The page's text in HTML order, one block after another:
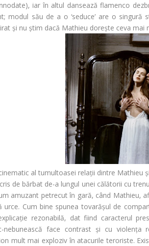
iar în altul dansează flamenco
modul său de a o ‘seduce’ are o
și nu știm dacă Mathieu dorește ceva
al tumultoasei relații dintre Mathieu
de bărbat de-a lungul unei călătorii cu
amuzant petrecut în gară, când Mathieu,
urce. Cum bine spunea tovarășul de
rezonabilă, dat fiind caracterul
nebunească face contrast și cu
mult mai exploziv în atacurile teroriste.